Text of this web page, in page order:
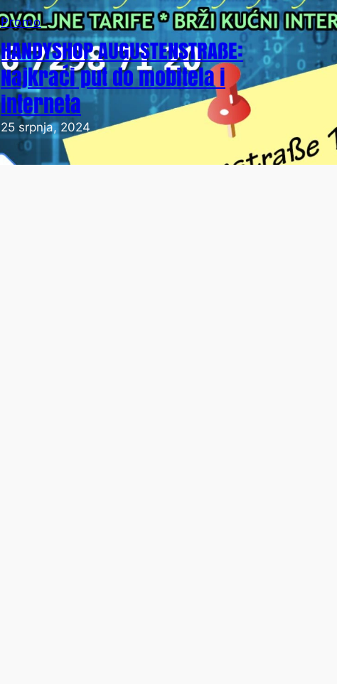
Promo
HANDYSHOP AUGUSTENSTRAßE:
Najkraći put do mobitela i
interneta
25 srpnja, 2024